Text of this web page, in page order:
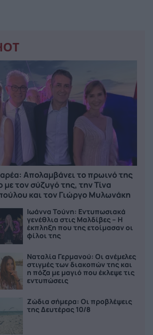
Απολαμβάνει το πρωινό της
με τον σύζυγό της, την Τίνα
και τον Γιώργο Μυλωνάκη
Ιωάννα Τούνη: Εντυπωσιακά
γενέθλια στις Μαλδίβες – Η
έκπληξη που της ετοίμασαν οι
φίλοι της
Ναταλία Γερμανού: Οι ανέμελες
στιγμές των διακοπών της και
η πόζα με μαγιό που έκλεψε τις
εντυπώσεις
Ζώδια σήμερα: Οι προβλέψεις
της Δευτέρας 10/8